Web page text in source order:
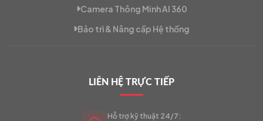
Camera Thông Minh AI 360
Bảo trì & Nâng cấp Hệ thống
LIÊN HỆ TRỰC TIẾP
Hỗ trợ kỹ thuật 24/7: